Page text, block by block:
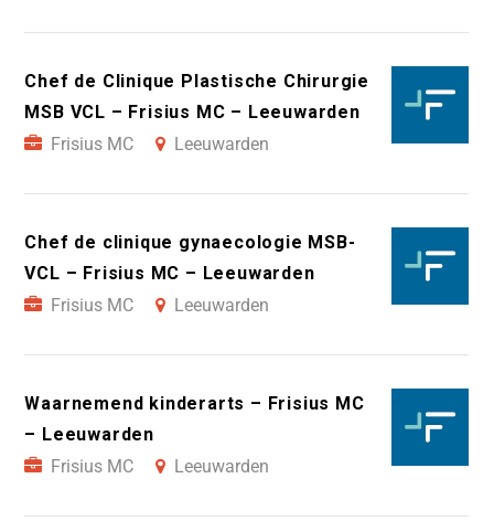
Chef de Clinique Plastische Chirurgie
MSB VCL – Frisius MC – Leeuwarden
Frisius MC
Leeuwarden
Chef de clinique gynaecologie MSB-
VCL – Frisius MC – Leeuwarden
Frisius MC
Leeuwarden
Waarnemend kinderarts – Frisius MC
– Leeuwarden
Frisius MC
Leeuwarden